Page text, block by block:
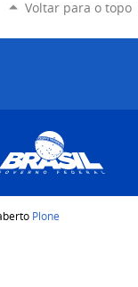
Voltar para o topo
Plone